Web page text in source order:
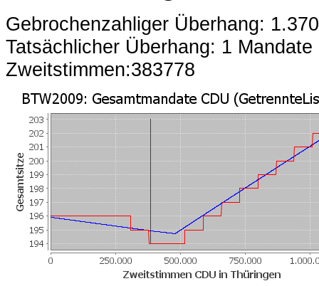
Gebrochenzahliger Überhang:
Tatsächlicher Überhang: 1 Mandate
Zweitstimmen:383778